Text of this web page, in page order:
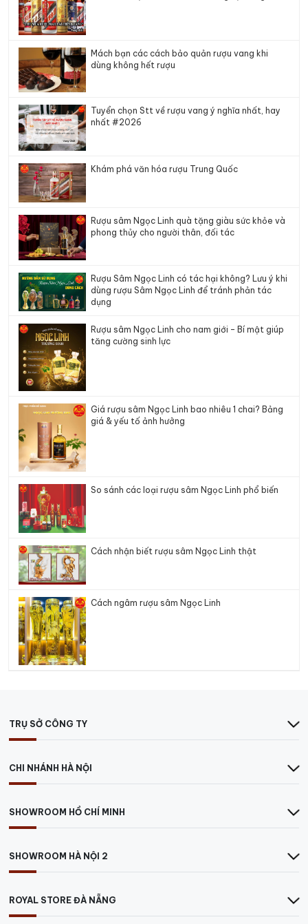
Mách bạn các cách bảo quản rượu vang khi
dùng không hết rượu
Tuyển chọn Stt về rượu vang ý nghĩa nhất, hay
nhất #2026
Khám phá văn hóa rượu Trung Quốc
Rượu sâm Ngọc Linh quà tặng giàu sức khỏe và
phong thủy cho người thân, đối tác
Rượu Sâm Ngọc Linh có tác hại không? Lưu ý khi
dùng rượu Sâm Ngọc Linh để tránh phản tác
dụng
Rượu sâm Ngọc Linh cho nam giới – Bí mật giúp
tăng cường sinh lực
Giá rượu sâm Ngọc Linh bao nhiêu 1 chai? Bảng
giá & yếu tố ảnh hưởng
So sánh các loại rượu sâm Ngọc Linh phổ biến
Cách nhận biết rượu sâm Ngọc Linh thật
Cách ngâm rượu sâm Ngọc Linh
TRỤ SỞ CÔNG TY
CHI NHÁNH HÀ NỘI
SHOWROOM HỒ CHÍ MINH
SHOWROOM HÀ NỘI 2
ROYAL STORE ĐÀ NẴNG